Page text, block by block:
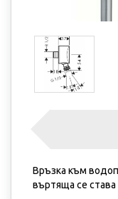
Връзка към
въртяща се става